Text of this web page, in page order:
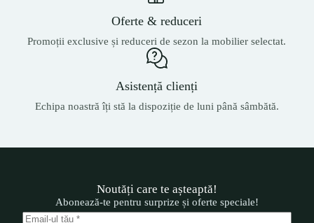
Oferte & reduceri
Promoții exclusive și reduceri de sezon la mobilier selectat.
Asistență clienți
Echipa noastră îți stă la dispoziție de luni până sâmbătă.
Noutăți care te așteaptă!
Abonează-te pentru surprize și oferte speciale!